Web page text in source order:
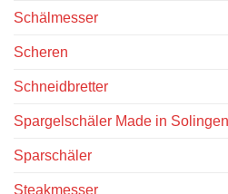
Schälmesser
Scheren
Schneidbretter
Spargelschäler Made in Solingen
Sparschäler
Steakmesser